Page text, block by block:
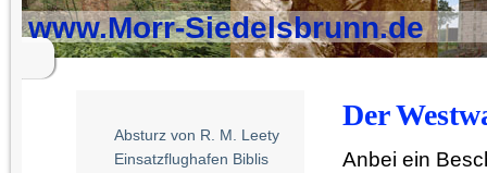
www.Morr-Siedelsbrunn.de
Absturz von R. M. Leety
Einsatzflughafen Biblis
Der
Anbei ein